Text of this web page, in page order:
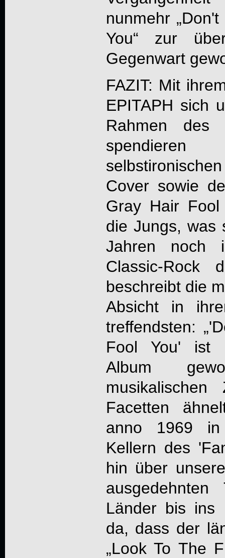
nunmehr „
You“ zur
Gegenwart
FAZIT: Mit
EPITAPH sich
Rahmen des
Cover sowie
Gray Hair Fool
die Jungs, was
Jahren noch
Classic-Rock
beschreibt die
Absicht in
treffendsten: „'
Fool You' ist
Album
Facetten
anno 1969
Kellern des
hin über
Länder bis ins
da, dass der
„Look To The